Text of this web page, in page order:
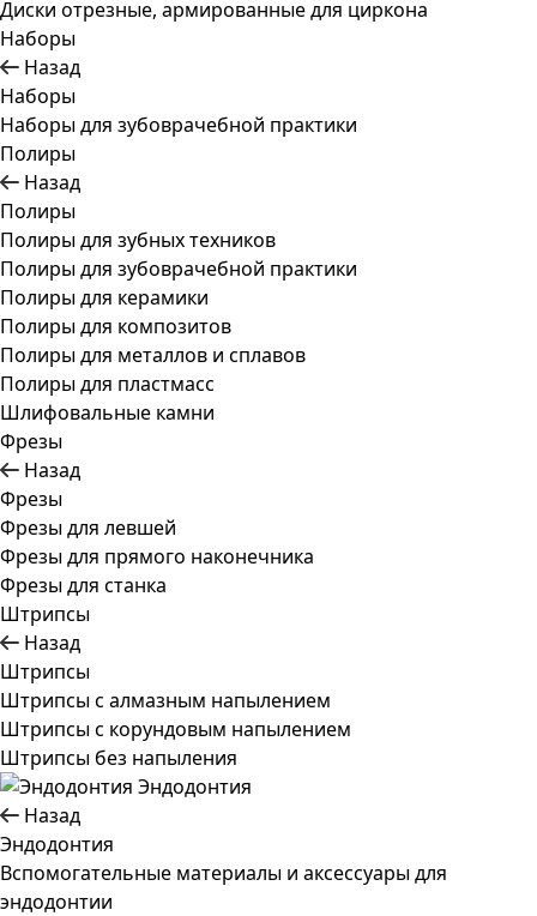
Диски отрезные, армированные для циркона
Наборы
Назад
Наборы
Наборы для зубоврачебной практики
Полиры
Назад
Полиры
Полиры для зубных техников
Полиры для зубоврачебной практики
Полиры для керамики
Полиры для композитов
Полиры для металлов и сплавов
Полиры для пластмасс
Шлифовальные камни
Фрезы
Назад
Фрезы
Фрезы для левшей
Фрезы для прямого наконечника
Фрезы для станка
Штрипсы
Назад
Штрипсы
Штрипсы c алмазным напылением
Штрипсы c корундовым напылением
Штрипсы без напыления
Эндодонтия
Назад
Эндодонтия
Вспомогательные материалы и аксессуары для
эндодонтии